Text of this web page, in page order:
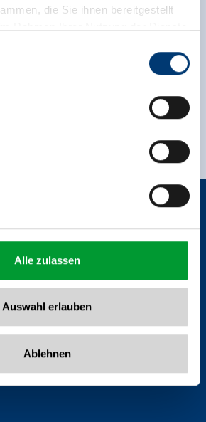
die Sie ihnen bereitgestellt
am Ziller
Alle zulassen
Auswahl erlauben
Ablehnen
voor de nieuwsbrief!